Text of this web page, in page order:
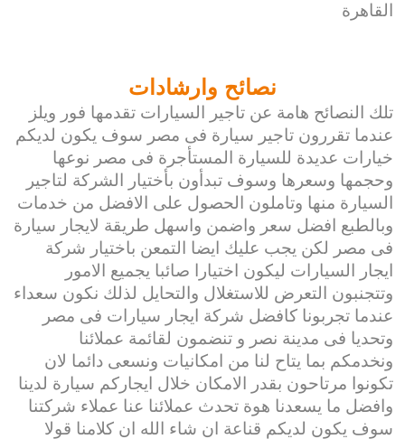
القاهرة
نصائح وارشادات
تلك النصائح هامة عن تاجير السيارات تقدمها فور ويلز
عندما تقررون تاجير سيارة فى مصر سوف يكون لديكم
خيارات عديدة للسيارة المستأجرة فى مصر نوعها
وحجمها وسعرها وسوف تبدأون بأختيار الشركة لتاجير
السيارة منها وتاملون الحصول على الافضل من خدمات
وبالطبع افضل سعر واضمن واسهل طريقة لايجار سيارة
فى مصر لكن يجب عليك ايضا التمعن باختيار شركة
ايجار السيارات ليكون اختيارا صائبا يجميع الامور
وتتجنبون التعرض للاستغلال والتحايل لذلك نكون سعداء
عندما تجربونا كافضل شركة ايجار سيارات فى مصر
وتحديا فى مدينة نصر و تنضمون لقائمة عملائنا
ونخدمكم بما يتاح لنا من امكانيات ونسعى دائما لان
تكونوا مرتاحون بقدر الامكان خلال ايجاركم سيارة لدينا
وافضل ما يسعدنا هوة تحدث عملائنا عنا عملاء شركتنا
سوف يكون لديكم قناعة ان شاء الله ان كلامنا قولا